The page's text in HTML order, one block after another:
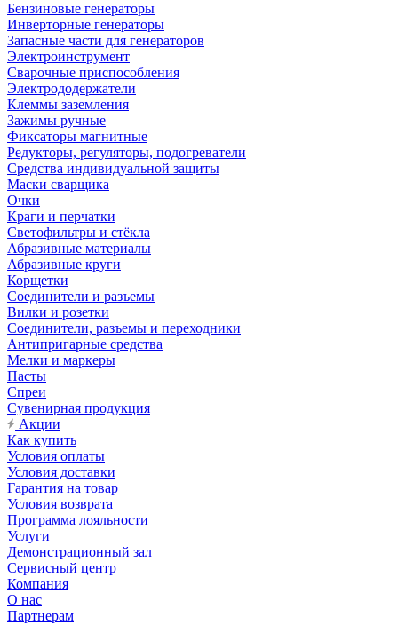
Бензиновые генераторы
Инверторные генераторы
Запасные части для генераторов
Электроинструмент
Сварочные приспособления
Электрододержатели
Клеммы заземления
Зажимы ручные
Фиксаторы магнитные
Редукторы, регуляторы, подогреватели
Средства индивидуальной защиты
Маски сварщика
Очки
Краги и перчатки
Светофильтры и стёкла
Абразивные материалы
Абразивные круги
Корщетки
Соединители и разъемы
Вилки и розетки
Соединители, разъемы и переходники
Антипригарные средства
Мелки и маркеры
Пасты
Спреи
Сувенирная продукция
Акции
Как купить
Условия оплаты
Условия доставки
Гарантия на товар
Условия возврата
Программа лояльности
Услуги
Демонстрационный зал
Сервисный центр
Компания
О нас
Партнерам